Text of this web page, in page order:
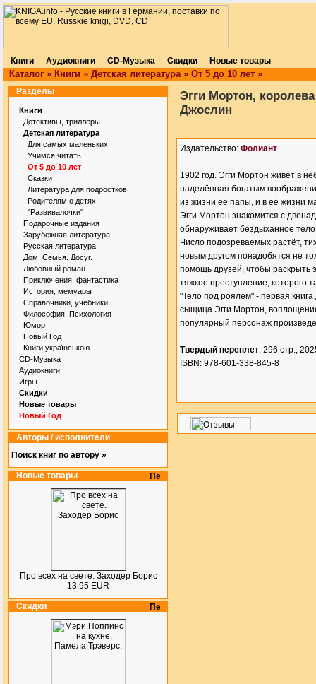
Книги Аудиокниги CD-Музыка Скидки Новые товары
Каталог » Книги » Детская литература» От 5 до 10 лет »
Разделы
Книги
Детективы, триллеры
Детская литература
Для самых маленьких
Учимся читать
От 5 до 10 лет
Сказки
Литература для подростков
Родителям о детях
"Развивалочки"
Подарочные издания
Зарубежная литература
Русская литература
Дом. Семья. Досуг.
Любовный роман
Приключения, фантастика
История, мемуары
Справочники, учебники
Философия. Психология
Юмор
Новый Год
Книги українською
CD-Музыка
Аудиокниги
Игры
Скидки
Новые товары
Новый Год
Авторы / исполнители
Поиск книг по автору »
Новые товары
Про всех на свете. Заходер Борис
13.95 EUR
Скидки
Эгги Мортон,
Джослин
Издательство: Фолиант
1902 год. Эгги Мортон живёт в
наделённая богатым
из жизни её папы, и в её жизни
Эгги Мортон знакомится с
обнаруживает бездыханное
Число подозреваемых растёт,
новым другом понадобятся не
помощь друзей, чтобы раскрыть
тяжкое преступление, которого
"Тело под роялем" - первая
сыщица Эгги Мортон,
популярный персонаж
Твердый переплет, 296 стр.,
ISBN: 978-601-338-845-8